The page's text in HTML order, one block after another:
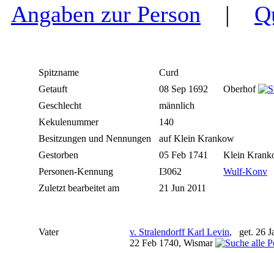
Angaben zur Person |
Spitzname
Curd
Getauft
08 Sep 1692
Oberhof
Geschlecht
männlich
Kekulenummer
140
Besitzungen und Nennungen
auf Klein Krankow
Gestorben
05 Feb 1741
Klein
Personen-Kennung
I3062
Wulf-Konv
Zuletzt bearbeitet am
21 Jun 2011
Vater v. Stralendorff Karl Levin, get. 26
22 Feb 1740, Wismar